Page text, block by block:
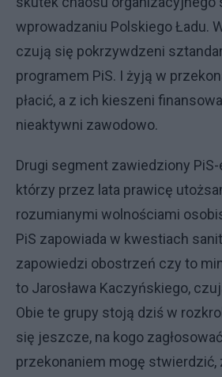
wprowadzaniu Polskiego Ładu.
czują się pokrzywdzeni
programem PiS. I żyją w
płacić, a z ich kieszeni
nieaktywni zawodowo.
Drugi segment zawiedziony
którzy przez lata prawicę
rozumianymi wolnościami
PiS zapowiada w kwestiach
zapowiedzi obostrzeń czy to
to Jarosława Kaczyńskiego,
Obie te grupy stoją dziś w
się jeszcze, na kogo
przekonaniem mogę stwierdzić,